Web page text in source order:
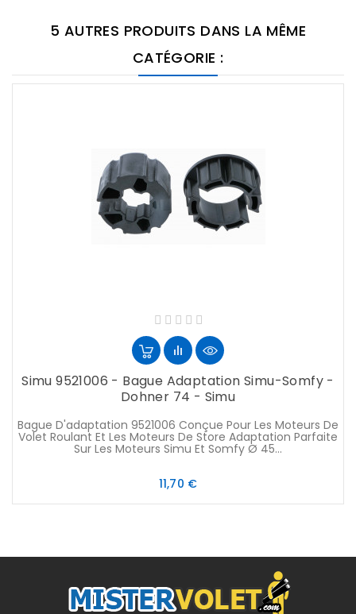
5 AUTRES PRODUITS DANS LA MÊME
CATÉGORIE :
Simu 9521006 - Bague Adaptation Simu-Somfy -
Dohner 74 - Simu
Bague D'adaptation 9521006 Conçue Pour Les Moteurs De
Volet Roulant Et Les Moteurs De Store Adaptation Parfaite
Sur Les Moteurs Simu Et Somfy Ø 45...
11,70 €Prix